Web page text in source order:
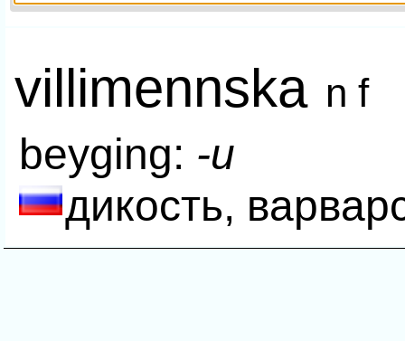
villimennska n f
beyging: -u
дикость,